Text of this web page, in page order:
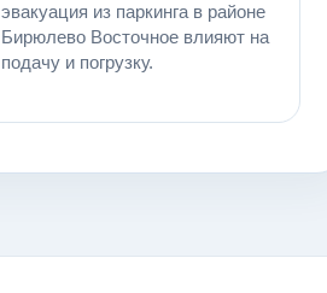
эвакуация из паркинга в районе
Бирюлево Восточное влияют на
подачу и погрузку.